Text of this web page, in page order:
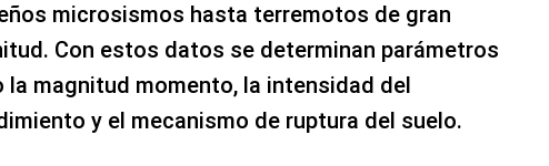
microsismos hasta terremotos de gran
Con estos datos se determinan parámetros
la magnitud momento, la intensidad del
y el mecanismo de ruptura del suelo.